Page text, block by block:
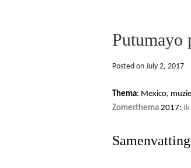
Putumayo
Posted on July 2, 2017
Thema: Mexico,
Zomerthema 2017:
Samenvatting